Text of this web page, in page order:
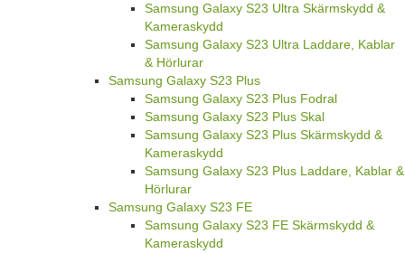
Samsung Galaxy S23 Ultra Skärmskydd &
Kameraskydd
Samsung Galaxy S23 Ultra Laddare, Kablar
& Hörlurar
Samsung Galaxy S23 Plus
Samsung Galaxy S23 Plus Fodral
Samsung Galaxy S23 Plus Skal
Samsung Galaxy S23 Plus Skärmskydd &
Kameraskydd
Samsung Galaxy S23 Plus Laddare, Kablar &
Hörlurar
Samsung Galaxy S23 FE
Samsung Galaxy S23 FE Skärmskydd &
Kameraskydd